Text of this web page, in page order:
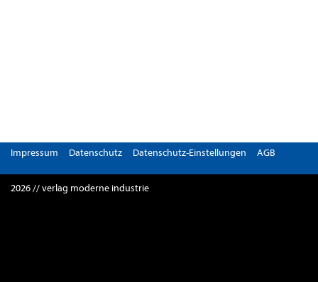
Impressum Datenschutz Datenschutz-Einstellungen AGB
2026 // verlag moderne industrie